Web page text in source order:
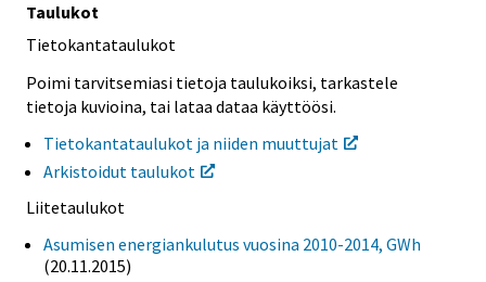
Taulukot
Tietokantataulukot
Poimi tarvitsemiasi tietoja taulukoiksi, tarkastele
tietoja kuvioina, tai lataa dataa käyttöösi.
Tietokantataulukot ja niiden muuttujat
Arkistoidut taulukot
Liitetaulukot
Asumisen energiankulutus vuosina 2010-2014, GWh
(20.11.2015)